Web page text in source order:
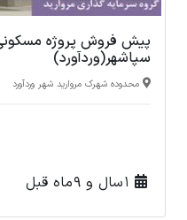
سپاشهر(وردآورد)
محدوده شهرک مروارید شهر وردآورد